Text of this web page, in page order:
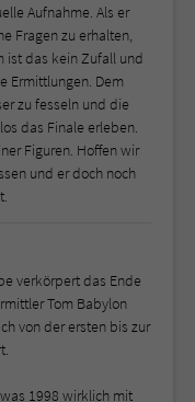
Aufnahme. Als er
Fragen zu erhalten,
ist das kein Zufall und
Ermittlungen. Dem
zu fesseln und die
das Finale erleben.
Figuren. Hoffen wir
und er doch noch
verkörpert das Ende
Tom Babylon
von der ersten bis zur
1998 wirklich mit